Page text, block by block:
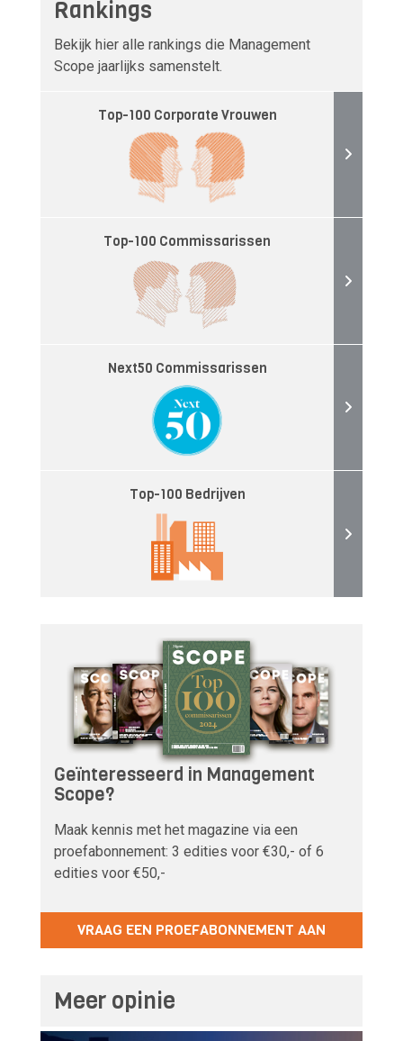
Rankings
Bekijk hier alle rankings die Management
Scope jaarlijks samenstelt.
Top-100 Corporate Vrouwen
Top-100 Commissarissen
Next50 Commissarissen
Top-100 Bedrijven
Geïnteresseerd in Management
Scope?
Maak kennis met het magazine via een
proefabonnement: 3 edities voor €30,- of 6
edities voor €50,-
VRAAG EEN PROEFABONNEMENT AAN
Meer opinie